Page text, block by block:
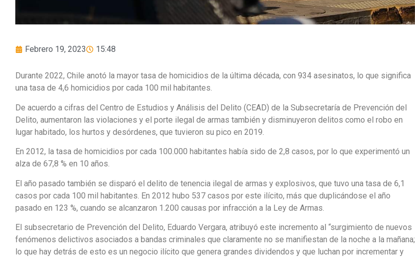
Febrero 19, 2023 15:48
Durante 2022, Chile anotó la mayor tasa de homicidios de la última década, con 934 asesinatos, lo que significa
una tasa de 4,6 homicidios por cada 100 mil habitantes.
De acuerdo a cifras del Centro de Estudios y Análisis del Delito (CEAD) de la Subsecretaría de Prevención del
Delito, aumentaron las violaciones y el porte ilegal de armas también y disminuyeron delitos como el robo en
lugar habitado, los hurtos y desórdenes, que tuvieron su pico en 2019.
En 2012, la tasa de homicidios por cada 100.000 habitantes había sido de 2,8 casos, por lo que experimentó un
alza de 67,8 % en 10 años.
El año pasado también se disparó el delito de tenencia ilegal de armas y explosivos, que tuvo una tasa de 6,1
casos por cada 100 mil habitantes. En 2012 hubo 537 casos por este ilícito, más que duplicándose el año
pasado en 123 %, cuando se alcanzaron 1.200 causas por infracción a la Ley de Armas.
El subsecretario de Prevención del Delito, Eduardo Vergara, atribuyó este incremento al “surgimiento de nuevos
fenómenos delictivos asociados a bandas criminales que claramente no se manifiestan de la noche a la mañana;
lo que hay detrás de esto es un negocio ilícito que genera grandes dividendos y que luchan por incrementar y